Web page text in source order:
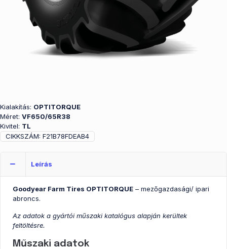
Kialakítás: OPTITORQUE
Méret: VF650/65R38
Kivitel: TL
CIKKSZÁM: F21B78FDEAB4
Leírás
Goodyear Farm Tires OPTITORQUE – mezőgazdasági/ ipari
abroncs.
Az adatok a gyártói műszaki katalógus alapján kerültek
feltöltésre.
Műszaki adatok